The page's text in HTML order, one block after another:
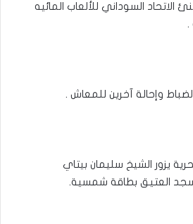
الاتحاد السوداني للألعاب المائيه
.
وإحالة آخرين للمعاش .
يزور الشيخ سليمان بيتاي
العتيق بطاقة شمسية.